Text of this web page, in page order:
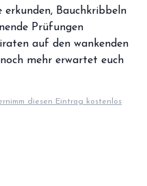
erkunden, Bauchkribbeln
Prüfungen
auf den wankenden
mehr erwartet euch
diesen Eintrag kostenlos